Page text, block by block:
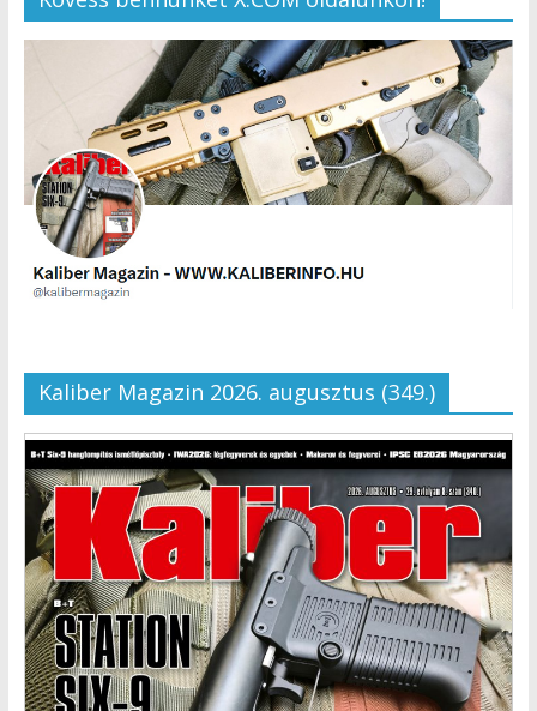
Kaliber Magazin 2026. augusztus (349.)